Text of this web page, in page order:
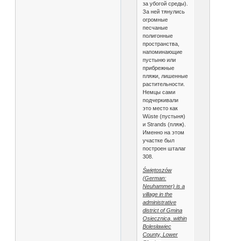
за убогой среды).
За ней тянулись
огромные
песчаные
полигонные
пространства,
напоминающие
пустыню или
прибрежные
пляжи, лишенные
растительности.
Немцы сами
подчеркивали
это место как
Wüste (пустыня)
и Strands (пляж).
Именно на этом
участке был
построен шталаг
308.
Świętoszów
(German:
Neuhammer) is a
village in the
administrative
district of Gmina
Osiecznica, within
Bolesławiec
County, Lower